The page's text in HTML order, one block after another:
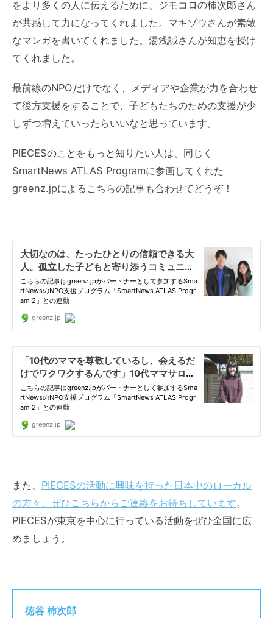
をより多くの人に伝えるために、ジモコロの柿次郎さん
が共感して力になってくれました。マキゾウさんが素敵
なマンガを書いてくれました。湯浅誠さんが知恵を授け
てくれました。
最前線のNPOだけでなく、メディアや企業が力を合わせ
て後方支援をすることで、子どもたちのための支援が少
しずつ増えていったらいいなと思っています。
PIECESのことをもっと知りたい人は、同じく
SmartNews ATLAS Programに参画してくれた
greenz.jpによるこちらの記事も合わせてどうぞ！
また、 PIECESの活動に興味を持った日本中のローカル
の方々、ぜひこちらからご連絡をお待ちしています。
PIECESが東京を中心に行っている活動をぜひ全国に広
めましょう。
徳谷 柿次郎